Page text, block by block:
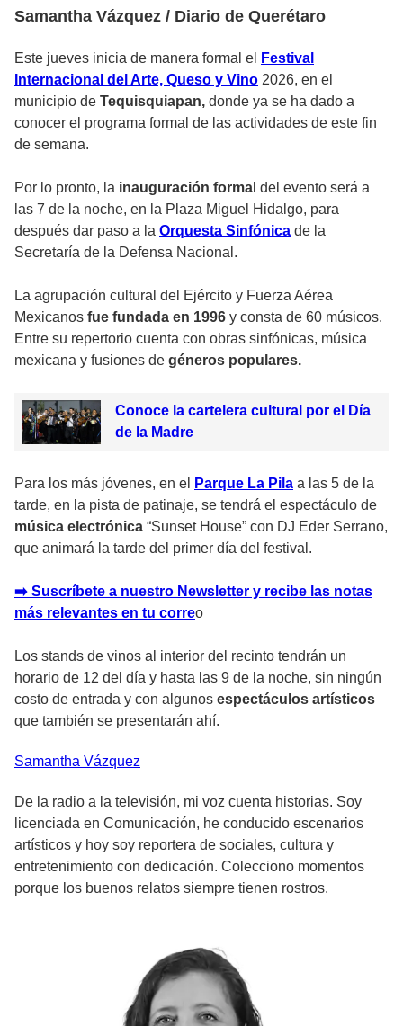
Samantha Vázquez / Diario de Querétaro
Este jueves inicia de manera formal el
Festival
Internacional del Arte, Queso y Vino 2026, en el
municipio de Tequisquiapan, donde ya se ha dado a
conocer el programa formal de las actividades de este fin
de semana.
Por lo pronto, la inauguración forma l del evento será a
las 7 de la noche, en la Plaza Miguel Hidalgo, para
después dar paso a la Orquesta Sinfónica de la
Secretaría de la Defensa Nacional.
La agrupación cultural del Ejército y Fuerza Aérea
Mexicanos fue fundada en 1996 y consta de 60 músicos.
Entre su repertorio cuenta con obras sinfónicas, música
mexicana y fusiones de géneros populares.
Conoce la cartelera cultural por el Día
de la Madre
Para los más jóvenes, en el Parque La Pila a las 5 de la
tarde, en la pista de patinaje, se tendrá el espectáculo de
música electrónica “Sunset House” con DJ Eder Serrano,
que animará la tarde del primer día del festival.
➡️ Suscríbete a nuestro Newsletter y recibe las notas
más relevantes en tu correo
Los stands de vinos al interior del recinto tendrán un
horario de 12 del día y hasta las 9 de la noche, sin ningún
costo de entrada y con algunos espectáculos artísticos
que también se presentarán ahí.
Samantha Vázquez
De la radio a la televisión, mi voz cuenta historias. Soy
licenciada en Comunicación, he conducido escenarios
artísticos y hoy soy reportera de sociales, cultura y
entretenimiento con dedicación. Colecciono momentos
porque los buenos relatos siempre tienen rostros.